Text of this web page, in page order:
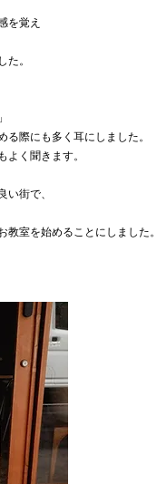
を覚え
た。
際にも多く耳にしました。
く聞きます。
い街で、
室を始めることにしました。